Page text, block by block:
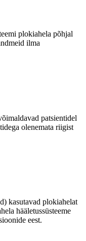
plokiahela põhjal
ilma
patsientidel
olenemata riigist
kasutavad plokiahelat
hääletussüsteeme
eest.